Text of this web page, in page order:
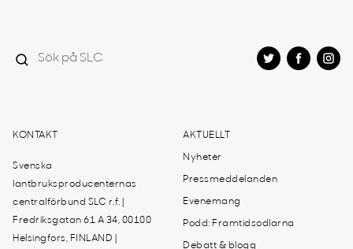
KONTAKT
Svenska
lantbruksproducenternas
centralförbund SLC r.f. |
Fredriksgatan 61 A 34, 00100
Helsingfors, FINLAND |
AKTUELLT
Nyheter
Pressmeddelanden
Evenemang
Podd: Framtidsodlarna
Debatt & blogg